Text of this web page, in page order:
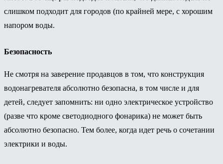
слишком подходит для городов (по крайней мере, с хорошим
напором воды.
Безопасность
Не смотря на заверение продавцов в том, что конструкция
водонагревателя абсолютно безопасна, в том числе и для
детей, следует запомнить: ни одно электрическое устройство
(разве что кроме светодиодного фонарика) не может быть
абсолютно безопасно. Тем более, когда идет речь о сочетании
электрики и воды.